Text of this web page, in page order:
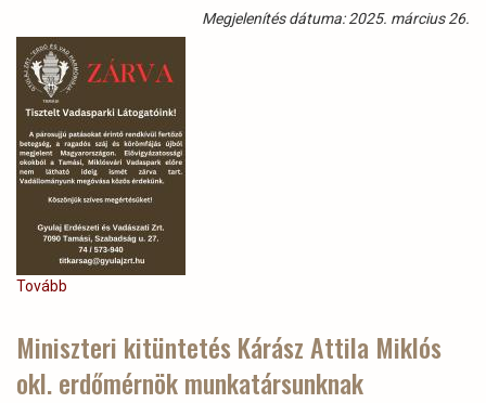
körömfájás
betegség
új
kihívásokat
jelent
a
vadgazdálkodók
életében.)
Megjelenítés dátuma: 2025. március 26.
Tovább
Miniszteri kitüntetés Kárász Attila Miklós
okl. erdőmérnök munkatársunknak